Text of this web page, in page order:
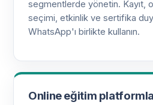
segmentlerde yönetin. Kayıt,
seçimi, etkinlik ve sertifika
WhatsApp'ı birlikte kullanın.
Online eğitim